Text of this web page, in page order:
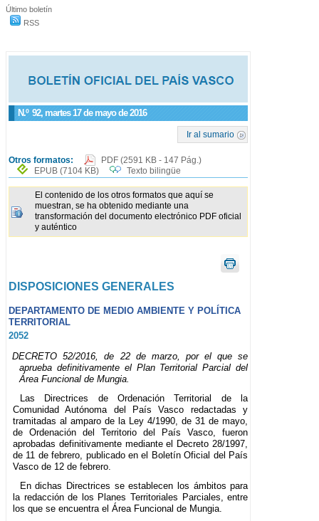
Último boletín
RSS
N.º 92, martes 17 de mayo de 2016
Ir al sumario
Otros formatos: PDF (2591 KB - 147 Pág.)
EPUB (7104 KB) Texto bilingüe
El contenido de los otros formatos que aquí se
muestran, se ha obtenido mediante una
transformación del documento electrónico PDF oficial
y auténtico
DISPOSICIONES GENERALES
DEPARTAMENTO DE MEDIO AMBIENTE Y POLÍTICA
TERRITORIAL
2052
DECRETO 52/2016, de 22 de marzo, por el que se
aprueba definitivamente el Plan Territorial Parcial del
Área Funcional de Mungia.
Las Directrices de Ordenación Territorial de la
Comunidad Autónoma del País Vasco redactadas y
tramitadas al amparo de la Ley 4/1990, de 31 de mayo,
de Ordenación del Territorio del País Vasco, fueron
aprobadas definitivamente mediante el Decreto 28/1997,
de 11 de febrero, publicado en el Boletín Oficial del País
Vasco de 12 de febrero.
En dichas Directrices se establecen los ámbitos para
la redacción de los Planes Territoriales Parciales, entre
los que se encuentra el Área Funcional de Mungia.